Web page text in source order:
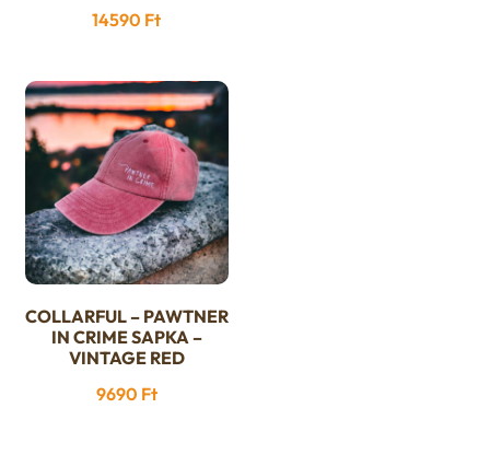
több
A
változatok
a
termékoldalon
választhatók
ki
14590 Ft
COLLARFUL – PAWTNER
IN CRIME SAPKA –
VINTAGE RED
9690 Ft